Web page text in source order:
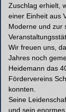
Zuschlag erhielt,
einer Einheit aus
Moderne und zur
Wir freuen uns,
Jahres noch
Heidemann das
Fördervereins
konnten.
Seine
und sein